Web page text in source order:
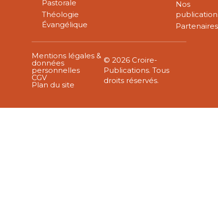
Pastorale
Théologie
Évangélique
Nos
Partenaires
Mentions légales &
données
personnelles
CGV
Plan du site
© 2026 Croire-
Publications. Tous
droits réservés.